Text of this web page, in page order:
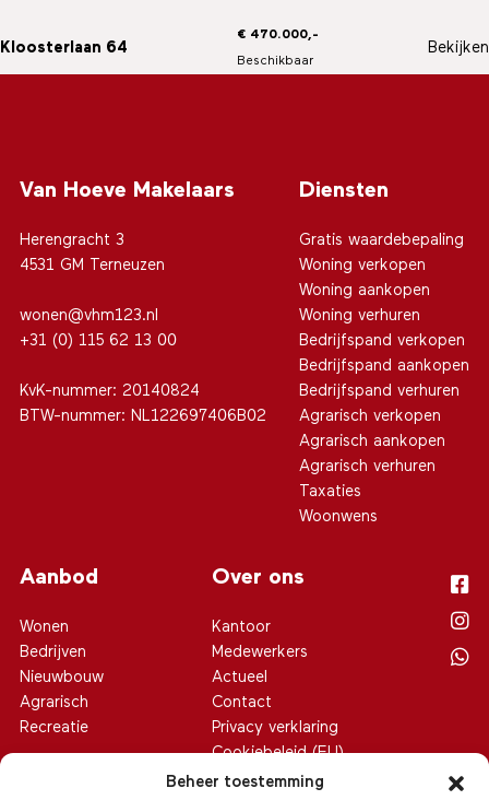
Beheer toestemming
Kloosterlaan 64
€ 470.000,-
Beschikbaar
Bekijken
Van Hoeve Makelaars
Herengracht 3
4531 GM Terneuzen
wonen@vhm123.nl
+31 (0) 115 62 13 00
KvK-nummer: 20140824
BTW-nummer: NL122697406B02
Diensten
Gratis waardebepaling
Woning verkopen
Woning aankopen
Woning verhuren
Bedrijfspand verkopen
Bedrijfspand aankopen
Bedrijfspand verhuren
Agrarisch verkopen
Agrarisch aankopen
Agrarisch verhuren
Taxaties
Woonwens
Aanbod
Wonen
Bedrijven
Nieuwbouw
Agrarisch
Recreatie
Over ons
Kantoor
Medewerkers
Actueel
Contact
Privacy verklaring
Cookiebeleid (EU)